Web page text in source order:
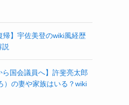
帰】宇佐美登のwiki風経歴
説
ら国会議員へ】許斐亮太郎
）の妻や家族はいる？wiki